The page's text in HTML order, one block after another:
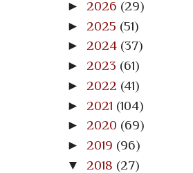
► 2026 (29)
► 2025 (51)
► 2024 (37)
► 2023 (61)
► 2022 (41)
► 2021 (104)
► 2020 (69)
► 2019 (96)
▼ 2018 (27)